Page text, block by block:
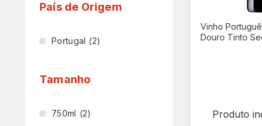
País de Origem
Portugal (2)
Tamanho
750ml (2)
Vinho
Douro Tinto
Produto